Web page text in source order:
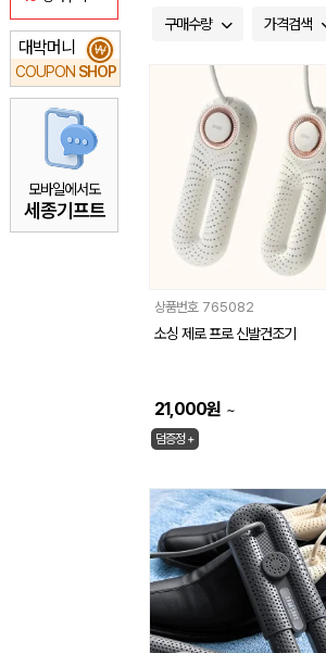
대박머니
COUPON SHOP
₩
모바일에서도
세종기프트
구매수량 가격검색
상품번호 765082
소싱 제로 프로 신발건조기
21,000원 ~
덤증정 +